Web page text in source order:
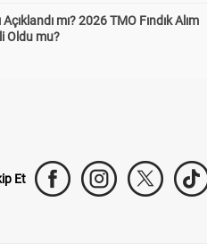
Açıklandı mı? 2026 TMO Fındık Alım
Oldu mu?
Et